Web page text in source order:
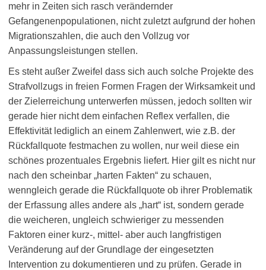
mehr in Zeiten sich rasch verändernder
Gefangenenpopulationen, nicht zuletzt aufgrund der hohen
Migrationszahlen, die auch den Vollzug vor
Anpassungsleistungen stellen.
Es steht außer Zweifel dass sich auch solche Projekte des
Strafvollzugs in freien Formen Fragen der Wirksamkeit und
der Zielerreichung unterwerfen müssen, jedoch sollten wir
gerade hier nicht dem einfachen Reflex verfallen, die
Effektivität lediglich an einem Zahlenwert, wie z.B. der
Rückfallquote festmachen zu wollen, nur weil diese ein
schönes prozentuales Ergebnis liefert. Hier gilt es nicht nur
nach den scheinbar „harten Fakten“ zu schauen,
wenngleich gerade die Rückfallquote ob ihrer Problematik
der Erfassung alles andere als „hart“ ist, sondern gerade
die weicheren, ungleich schwieriger zu messenden
Faktoren einer kurz-, mittel- aber auch langfristigen
Veränderung auf der Grundlage der eingesetzten
Intervention zu dokumentieren und zu prüfen. Gerade in